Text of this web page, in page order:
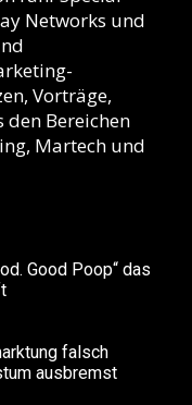
Networks und
Vorträge,
Bereichen
Martech und
Good Poop“ das
falsch
ausbremst